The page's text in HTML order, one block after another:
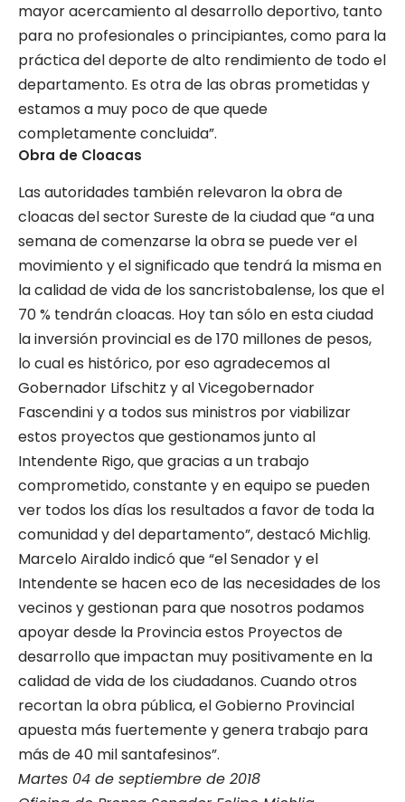
mayor acercamiento al desarrollo deportivo, tanto
para no profesionales o principiantes, como para la
práctica del deporte de alto rendimiento de todo el
departamento. Es otra de las obras prometidas y
estamos a muy poco de que quede
completamente concluida”.
Obra de Cloacas
Las autoridades también relevaron la obra de
cloacas del sector Sureste de la ciudad que “a una
semana de comenzarse la obra se puede ver el
movimiento y el significado que tendrá la misma en
la calidad de vida de los sancristobalense, los que el
70 % tendrán cloacas. Hoy tan sólo en esta ciudad
la inversión provincial es de 170 millones de pesos,
lo cual es histórico, por eso agradecemos al
Gobernador Lifschitz y al Vicegobernador
Fascendini y a todos sus ministros por viabilizar
estos proyectos que gestionamos junto al
Intendente Rigo, que gracias a un trabajo
comprometido, constante y en equipo se pueden
ver todos los días los resultados a favor de toda la
comunidad y del departamento”, destacó Michlig.
Marcelo Airaldo indicó que “el Senador y el
Intendente se hacen eco de las necesidades de los
vecinos y gestionan para que nosotros podamos
apoyar desde la Provincia estos Proyectos de
desarrollo que impactan muy positivamente en la
calidad de vida de los ciudadanos. Cuando otros
recortan la obra pública, el Gobierno Provincial
apuesta más fuertemente y genera trabajo para
más de 40 mil santafesinos”.
Martes 04 de septiembre de 2018